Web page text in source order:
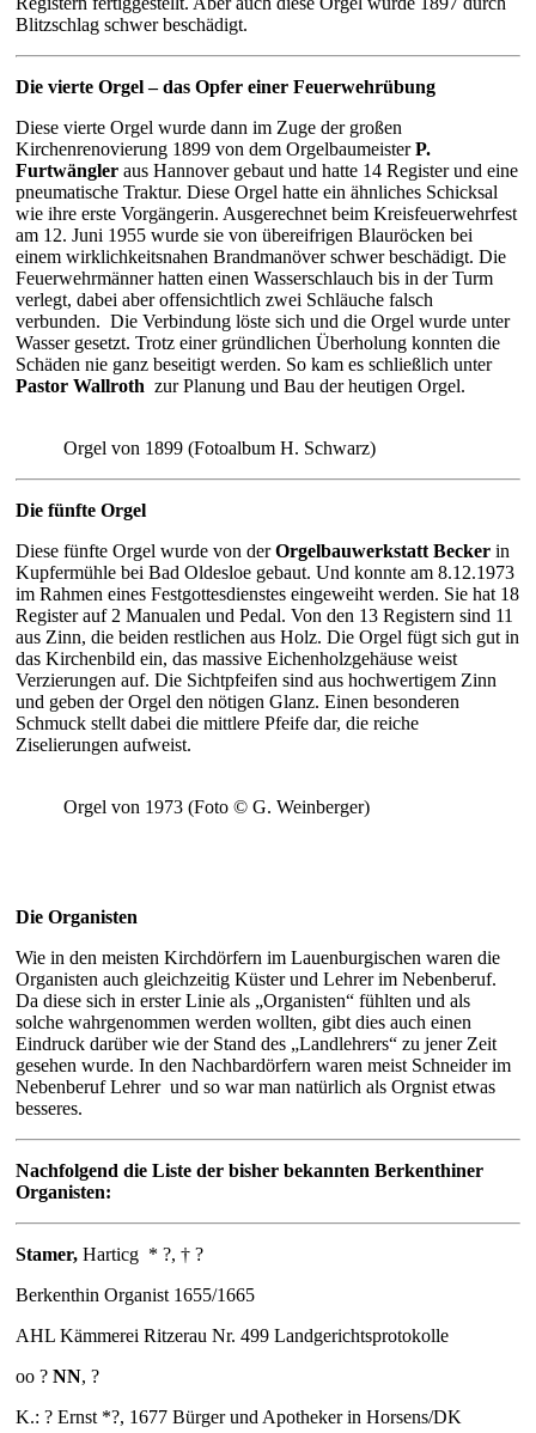
Blitzschlag schwer beschädigt.
Die vierte Orgel – das Opfer einer Feuerwehrübung
Diese vierte Orgel wurde dann im Zuge der großen
Kirchenrenovierung 1899 von dem OrgelbaumeisterP.
Furtwängler aus Hannover gebaut und hatte 14 Register und eine
pneumatische Traktur. Diese Orgel hatte ein ähnliches Schicksal
wie ihre erste Vorgängerin. Ausgerechnet beim Kreisfeuerwehrfest
am 12. Juni 1955 wurde sie von übereifrigen Blauröcken bei
einem wirklichkeitsnahen Brandmanöver schwer beschädigt. Die
Feuerwehrmänner hatten einen Wasserschlauch bis in der Turm
verlegt, dabei aber offensichtlich zwei Schläuche falsch
verbunden. Die Verbindung löste sich und die Orgel wurde unter
Wasser gesetzt. Trotz einer gründlichen Überholung konnten die
Schäden nie ganz beseitigt werden. So kam es schließlich unter
Pastor Wallroth zur Planung und Bau der heutigen Orgel.
Orgel von 1899 (Fotoalbum H. Schwarz)
Die fünfte Orgel
Diese fünfte Orgel wurde von derOrgelbauwerkstatt Becker in
Kupfermühle bei Bad Oldesloe gebaut. Und konnte am 8.12.1973
im Rahmen eines Festgottesdienstes eingeweiht werden. Sie hat 18
Register auf 2 Manualen und Pedal. Von den 13 Registern sind 11
aus Zinn, die beiden restlichen aus Holz. Die Orgel fügt sich gut in
das Kirchenbild ein, das massive Eichenholzgehäuse weist
Verzierungen auf. Die Sichtpfeifen sind aus hochwertigem Zinn
und geben der Orgel den nötigen Glanz. Einen besonderen
Schmuck stellt dabei die mittlere Pfeife dar, die reiche
Ziselierungen aufweist.
Orgel von 1973 (Foto © G. Weinberger)
Die Organisten
Wie in den meisten Kirchdörfern im Lauenburgischen waren die
Organisten auch gleichzeitig Küster und Lehrer im Nebenberuf.
Da diese sich in erster Linie als „Organisten“ fühlten und als
solche wahrgenommen werden wollten, gibt dies auch einen
Eindruck darüber wie der Stand des „Landlehrers“ zu jener Zeit
gesehen wurde. In den Nachbardörfern waren meist Schneider im
Nebenberuf Lehrer und so war man natürlich als Orgnist etwas
besseres.
Nachfolgend die Liste der bisher bekannten Berkenthiner
Organisten:
Stamer, Harticg * ?, † ?
Berkenthin Organist 1655/1665
AHL Kämmerei Ritzerau Nr. 499 Landgerichtsprotokolle
oo ? NN, ?
K.: ? Ernst *?, 1677 Bürger und Apotheker in Horsens/DK